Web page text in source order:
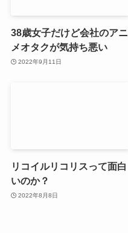
38歳女子だけど会社のアニ
メオタクが気持ち悪い
2022年9月11日
リコイルリコリスって面白
いのか？
2022年8月8日